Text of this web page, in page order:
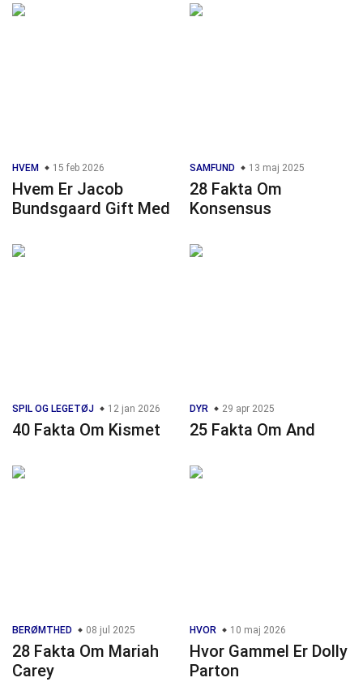
HVEM 15 feb 2026
Hvem Er Jacob
Bundsgaard Gift Med
SAMFUND 13 maj 2025
28 Fakta Om
Konsensus
SPIL OG LEGETØJ 12 jan 2026
40 Fakta Om Kismet
DYR 29 apr 2025
25 Fakta Om And
BERØMTHED 08 jul 2025
28 Fakta Om Mariah
Carey
HVOR 10 maj 2026
Hvor Gammel Er Dolly
Parton